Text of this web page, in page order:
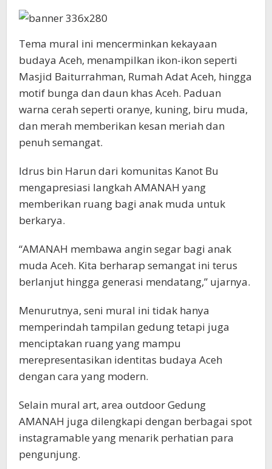
Tema mural ini mencerminkan kekayaan
budaya Aceh, menampilkan ikon-ikon seperti
Masjid Baiturrahman, Rumah Adat Aceh, hingga
motif bunga dan daun khas Aceh. Paduan
warna cerah seperti oranye, kuning, biru muda,
dan merah memberikan kesan meriah dan
penuh semangat.
Idrus bin Harun dari komunitas Kanot Bu
mengapresiasi langkah AMANAH yang
memberikan ruang bagi anak muda untuk
berkarya.
“AMANAH membawa angin segar bagi anak
muda Aceh. Kita berharap semangat ini terus
berlanjut hingga generasi mendatang,” ujarnya.
Menurutnya, seni mural ini tidak hanya
memperindah tampilan gedung tetapi juga
menciptakan ruang yang mampu
merepresentasikan identitas budaya Aceh
dengan cara yang modern.
Selain mural art, area outdoor Gedung
AMANAH juga dilengkapi dengan berbagai spot
instagramable yang menarik perhatian para
pengunjung.